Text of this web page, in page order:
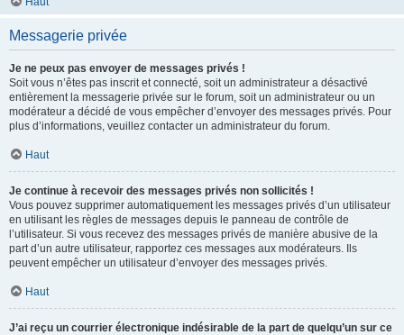
Messagerie privée
Je ne peux pas envoyer de messages privés !
Soit vous n’êtes pas inscrit et connecté, soit un administrateur a désactivé
entièrement la messagerie privée sur le forum, soit un administrateur ou un
modérateur a décidé de vous empêcher d’envoyer des messages privés. Pour
plus d’informations, veuillez contacter un administrateur du forum.
Haut
Je continue à recevoir des messages privés non sollicités !
Vous pouvez supprimer automatiquement les messages privés d’un utilisateur
en utilisant les règles de messages depuis le panneau de contrôle de
l’utilisateur. Si vous recevez des messages privés de manière abusive de la
part d’un autre utilisateur, rapportez ces messages aux modérateurs. Ils
peuvent empêcher un utilisateur d’envoyer des messages privés.
Haut
J’ai reçu un courrier électronique indésirable de la part de quelqu’un sur ce